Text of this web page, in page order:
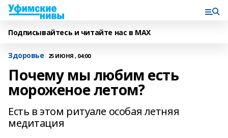
Подписывайтесь и читайте нас в MAX
Здоровье 25 ИЮНЯ , 04:00
Почему мы любим есть
мороженое летом?
Есть в этом ритуале особая летняя
медитация